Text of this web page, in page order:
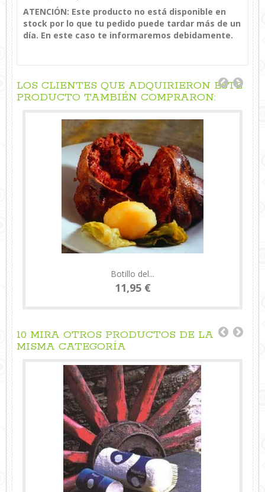
ATENCIÓN: Este producto no está disponible en
stock por lo que tu pedido puede tardar más de un
día. En este caso te informaremos debidamente.
LOS CLIENTES QUE ADQUIRIERON ESTE
PRODUCTO TAMBIÉN COMPRARON:
Botillo del...
11,95 €
10 MIRA OTROS PRODUCTOS DE LA
MISMA CATEGORÍA